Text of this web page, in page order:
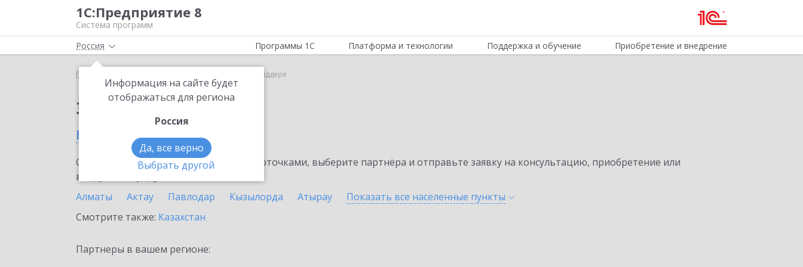
1С:Предприятие 8
Система программ
Россия
Информация на сайте будет
отображаться для региона
Россия
Да, все верно
Выбрать другой
Программы 1С Платформа и технологии Поддержка и обучение Приобретение и внедрение
Главная 1С:Share в Риддере
Заказать 1С:Share
в Риддере
Ознакомьтесь с информационными карточками, выберите партнёра и отправьте заявку на консультацию, приобретение или
внедрение продукта.
Алматы
Актау Павлодар Кызылорда Атырау Показать все населенные пункты
Смотрите также: Казахстан
Партнеры в вашем регионе: